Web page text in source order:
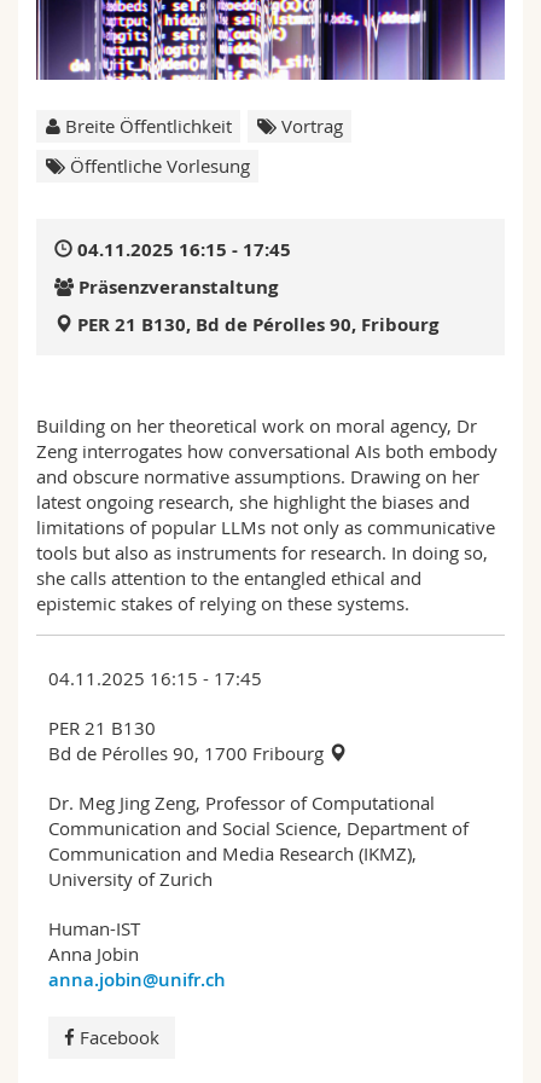
Math.-Nat. und Med. Fak.
Interfakultär
Mitarbeitende
Doktorierende
Webmail
Vorlesungsverzeichnis
Breite Öffentlichkeit
Vortrag
Öffentliche Vorlesung
04.11.2025 16:15 - 17:45
Präsenzveranstaltung
PER 21 B130, Bd de Pérolles 90, Fribourg
Building on her theoretical work on moral agency, Dr
Zeng interrogates how conversational AIs both embody
and obscure normative assumptions. Drawing on her
latest ongoing research, she highlight the biases and
limitations of popular LLMs not only as communicative
tools but also as instruments for research. In doing so,
she calls attention to the entangled ethical and
epistemic stakes of relying on these systems.
04.11.2025 16:15 - 17:45
PER 21 B130
Bd de Pérolles 90, 1700 Fribourg
Dr. Meg Jing Zeng, Professor of Computational
Communication and Social Science, Department of
Communication and Media Research (IKMZ),
University of Zurich
Human-IST
Anna Jobin
anna.jobin@unifr.ch
Facebook